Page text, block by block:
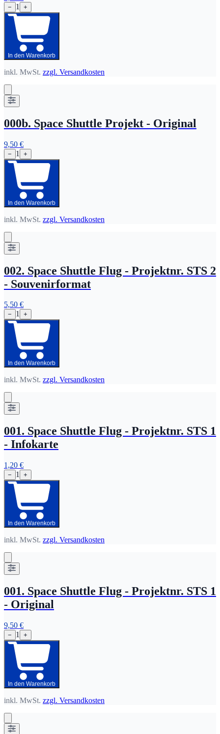
− 1 +
In den Warenkorb
inkl. MwSt. zzgl. Versandkosten
000b. Space Shuttle Projekt - Original
9,50 €
− 1 +
In den Warenkorb
inkl. MwSt. zzgl. Versandkosten
002. Space Shuttle Flug - Projektnr. STS 2
- Souvenirformat
5,50 €
− 1 +
In den Warenkorb
inkl. MwSt. zzgl. Versandkosten
001. Space Shuttle Flug - Projektnr. STS 1
- Infokarte
1,20 €
− 1 +
In den Warenkorb
inkl. MwSt. zzgl. Versandkosten
001. Space Shuttle Flug - Projektnr. STS 1
- Original
9,50 €
− 1 +
In den Warenkorb
inkl. MwSt. zzgl. Versandkosten